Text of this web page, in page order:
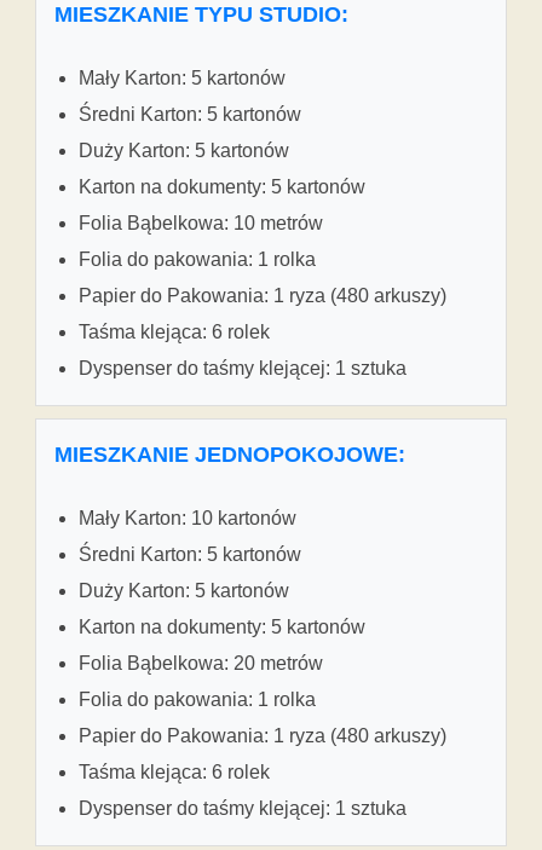
MIESZKANIE TYPU STUDIO:
Mały Karton: 5 kartonów
Średni Karton: 5 kartonów
Duży Karton: 5 kartonów
Karton na dokumenty: 5 kartonów
Folia Bąbelkowa: 10 metrów
Folia do pakowania: 1 rolka
Papier do Pakowania: 1 ryza (480 arkuszy)
Taśma klejąca: 6 rolek
Dyspenser do taśmy klejącej: 1 sztuka
MIESZKANIE JEDNOPOKOJOWE:
Mały Karton: 10 kartonów
Średni Karton: 5 kartonów
Duży Karton: 5 kartonów
Karton na dokumenty: 5 kartonów
Folia Bąbelkowa: 20 metrów
Folia do pakowania: 1 rolka
Papier do Pakowania: 1 ryza (480 arkuszy)
Taśma klejąca: 6 rolek
Dyspenser do taśmy klejącej: 1 sztuka